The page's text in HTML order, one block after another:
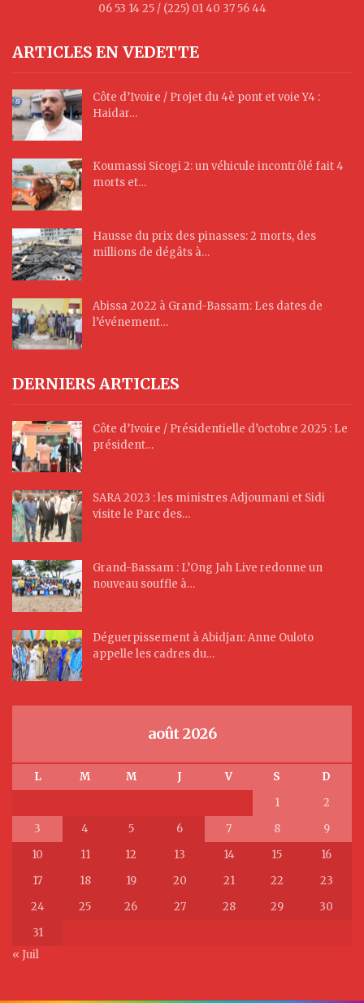
06 53 14 25 / (225) 01 40 37 56 44
ARTICLES EN VEDETTE
Côte d’Ivoire / Projet du 4è pont et voie Y4 :
Haidar…
Koumassi Sicogi 2: un véhicule incontrôlé fait 4
morts et…
Hausse du prix des pinasses: 2 morts, des
millions de dégâts à…
Abissa 2022 à Grand-Bassam: Les dates de
l’événement…
DERNIERS ARTICLES
Côte d’Ivoire / Présidentielle d’octobre 2025 : Le
président…
SARA 2023 : les ministres Adjoumani et Sidi
visite le Parc des…
Grand-Bassam : L’Ong Jah Live redonne un
nouveau souffle à…
Déguerpissement à Abidjan: Anne Ouloto
appelle les cadres du…
août 2026
L M M J V S
D
1
2
3
4 5 6 7 8
9
10
11 12 13 14 15
16
17
18 19 20 21 22
23
24
25 26 27 28 29
30
31
« Juil